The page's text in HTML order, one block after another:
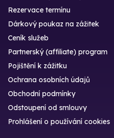
Rezervace termínu
Dárkový poukaz na zážitek
Ceník služeb
Partnerský (affiliate) program
Pojištění k zážitku
Ochrana osobních údajů
Obchodní podmínky
Odstoupení od smlouvy
Prohlášení o používání cookies